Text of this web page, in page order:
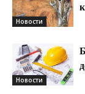
Новости
Новости